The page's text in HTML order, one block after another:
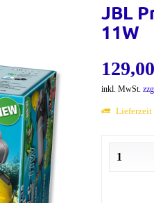
JBL
11W
inkl. MwSt.
Lieferzeit